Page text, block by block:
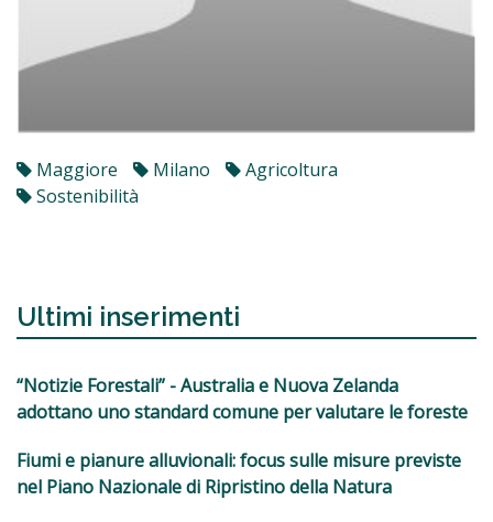
Maggiore Milano
Agricoltura
Sostenibilità
Ultimi inserimenti
“Notizie Forestali” - Australia e Nuova Zelanda
adottano uno standard comune per valutare le foreste
Fiumi e pianure alluvionali: focus sulle misure previste
nel Piano Nazionale di Ripristino della Natura